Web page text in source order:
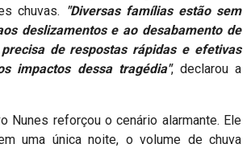
chuvas. "Diversas famílias estão sem
deslizamentos e ao desabamento de
de respostas rápidas e efetivas
impactos dessa tragédia", declarou a
Nunes reforçou o cenário alarmante. Ele
uma única noite, o volume de chuva